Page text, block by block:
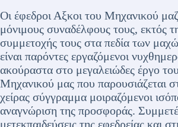
Οι έφεδροι Αξκοι του Μηχανικού
μόνιμους συναδέλφους τους, εκτός
συμμετοχής τους στα πεδία των
είναι παρόντες εργαζόμενοι
ακούραστα στο μεγαλειώδες έργο του
Μηχανικού μας που παρουσιάζεται
χείρας σύγγραμμα μοιραζόμενοι
αναγνώριση της προσφοράς.
μετεκπαιδεύσεις της εφεδρείας και